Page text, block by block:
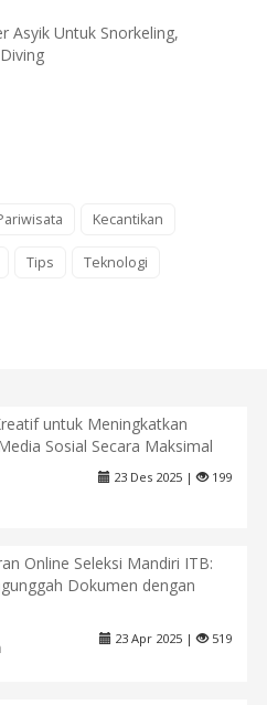
Asyik Untuk Snorkeling,
Kecantikan
Tips Teknologi
untuk Meningkatkan
Sosial Secara Maksimal
23 Des 2025 | 199
Online Seleksi Mandiri ITB:
Dokumen dengan
23 Apr 2025 | 519